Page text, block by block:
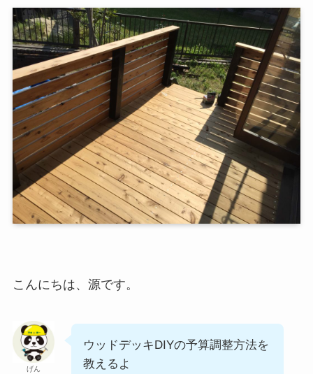
こんにちは、源です。
げん
ウッドデッキDIYの予算調整方法を
教えるよ